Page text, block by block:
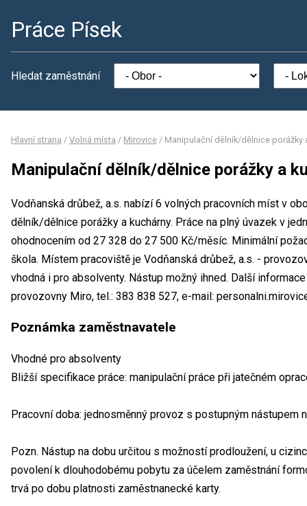
Práce Písek
Hledat zaměstnání
Hlavní strana / Volná místa / Mirovice / Manipulační dělník/dělnice porážky
Manipulační dělník/dělnice porážky a
Vodňanská drůbež, a.s. nabízí 6 volných pracovních míst v
dělník/dělnice porážky a kuchárny. Práce na plný úvazek v
ohodnocením od 27 328 do 27 500 Kč/měsíc. Minimální
škola. Místem pracoviště je Vodňanská drůbež, a.s. -
vhodná i pro absolventy. Nástup možný ihned. Další
provozovny Miro, tel.: 383 838 527, e-mail:
Poznámka zaměstnavatele
Vhodné pro absolventy
Bližší specifikace práce: manipulační práce při jatečném
Pracovní doba: jednosměnný provoz s postupným nástupem
Pozn. Nástup na dobu určitou s možností prodloužení, u
povolení k dlouhodobému pobytu za účelem zaměstnání
trvá po dobu platnosti zaměstnanecké karty.